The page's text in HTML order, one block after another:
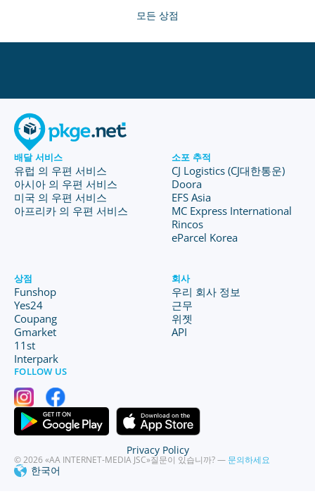
모든 상점
배달 서비스
유럽 의 우편 서비스
아시아 의 우편 서비스
미국 의 우편 서비스
아프리카 의 우편 서비스
소포 추적
CJ Logistics (CJ대한통운)
Doora
EFS Asia
MC Express International
Rincos
eParcel Korea
상점
Funshop
Yes24
Coupang
Gmarket
11st
Interpark
회사
우리 회사 정보
근무
위젯
API
FOLLOW US
© 2026 «AA INTERNET-MEDIA JSC»질문이 있습니까? — 문의하세요
한국어
Privacy Policy